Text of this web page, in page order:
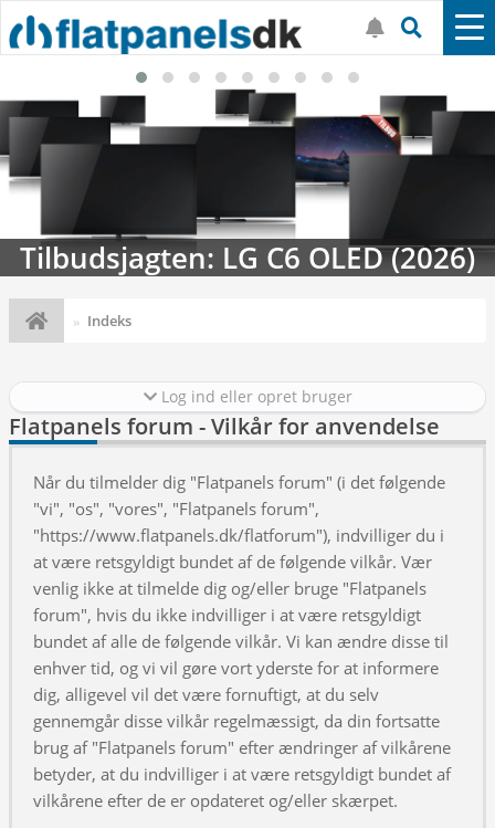
Tilbudsjagten: LG C6 OLED (2026)
Indeks
Log ind eller opret bruger
Flatpanels forum - Vilkår for anvendelse
Når du tilmelder dig "Flatpanels forum" (i det følgende
"vi", "os", "vores", "Flatpanels forum",
"https://www.flatpanels.dk/flatforum"), indvilliger du i
at være retsgyldigt bundet af de følgende vilkår. Vær
venlig ikke at tilmelde dig og/eller bruge "Flatpanels
forum", hvis du ikke indvilliger i at være retsgyldigt
bundet af alle de følgende vilkår. Vi kan ændre disse til
enhver tid, og vi vil gøre vort yderste for at informere
dig, alligevel vil det være fornuftigt, at du selv
gennemgår disse vilkår regelmæssigt, da din fortsatte
brug af "Flatpanels forum" efter ændringer af vilkårene
betyder, at du indvilliger i at være retsgyldigt bundet af
vilkårene efter de er opdateret og/eller skærpet.